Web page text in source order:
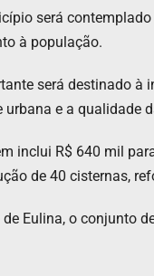
será
à população.
será destinado à
e a qualidade
inclui R$ 640 mil
de 40 cisternas,
Eulina, o conjunto